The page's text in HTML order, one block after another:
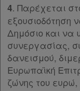
παρ.12
Παρ.12α
Άρθρο 6
[-]
παρ.1
παρ.2
Άρθρο 7 [-]
4. Παρέχεται
εξουσιοδότηση
Δημόσιο και να
συνεργασίας,
δανεισμού,
Ευρωπαϊκή
ζώνης του ευρώ,